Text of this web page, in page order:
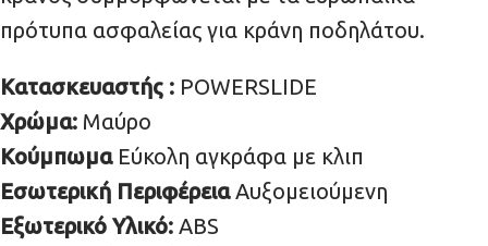
πρότυπα ασφαλείας για κράνη ποδηλάτου.
Κατασκευαστής : POWERSLIDE
Χρώμα: Μαύρο
Κούμπωμα Εύκολη αγκράφα με κλιπ
Εσωτερική ΠεριφέρειαΑυξομειούμενη
Εξωτερικό Υλικό: ABS